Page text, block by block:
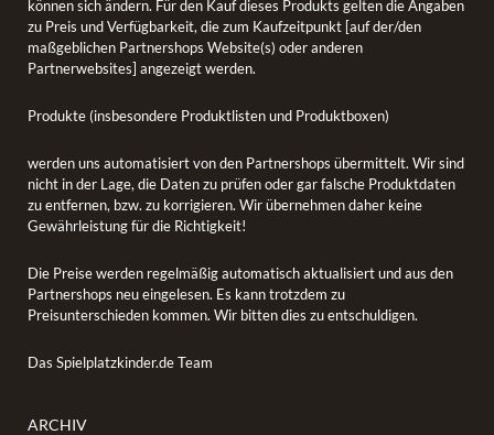
können sich ändern. Für den Kauf dieses Produkts gelten die Angaben
zu Preis und Verfügbarkeit, die zum Kaufzeitpunkt [auf der/den
maßgeblichen Partnershops Website(s) oder anderen
Partnerwebsites] angezeigt werden.
Produkte (insbesondere Produktlisten und Produktboxen)
werden uns automatisiert von den Partnershops übermittelt. Wir sind
nicht in der Lage, die Daten zu prüfen oder gar falsche Produktdaten
zu entfernen, bzw. zu korrigieren. Wir übernehmen daher keine
Gewährleistung für die Richtigkeit!
Die Preise werden regelmäßig automatisch aktualisiert und aus den
Partnershops neu eingelesen. Es kann trotzdem zu
Preisunterschieden kommen. Wir bitten dies zu entschuldigen.
Das Spielplatzkinder.de Team
ARCHIV